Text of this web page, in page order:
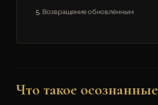
Возвращение обновлённым
Что такое осознанные